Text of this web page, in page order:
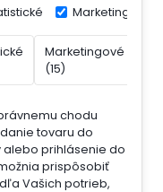
Marketingové
Marketingové
(15)
chodu
tovaru do
alebo prihlásenie do
prispôsobiť
Vašich potrieb,